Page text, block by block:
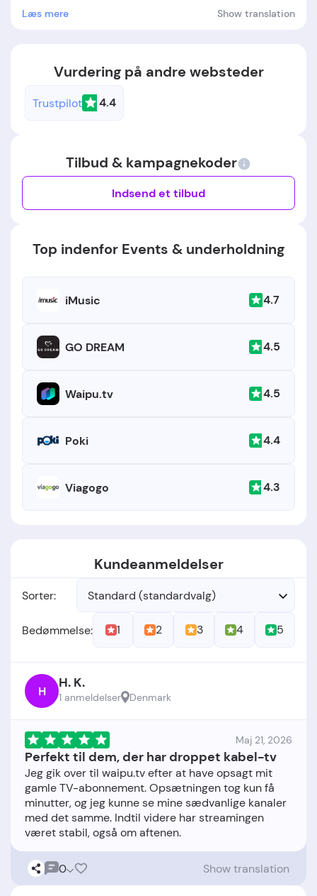
Læs mere Show translation
Vurdering på andre websteder
Trustpilot 4.4
Tilbud & kampagnekoder
Indsend et tilbud
Top indenfor Events & underholdning
iMusic 4.7
GO DREAM 4.5
Waipu.tv 4.5
Poki 4.4
Viagogo 4.3
Kundeanmeldelser
Sorter: Standard (standardvalg)
Bedømmelse: 1 2 3 4 5
H H. K.
1 anmeldelser Denmark
Maj 21, 2026
Perfekt til dem, der har droppet kabel-tv
Jeg gik over til waipu.tv efter at have opsagt mit
gamle TV-abonnement. Opsætningen tog kun få
minutter, og jeg kunne se mine sædvanlige kanaler
med det samme. Indtil videre har streamingen
0 Show translation